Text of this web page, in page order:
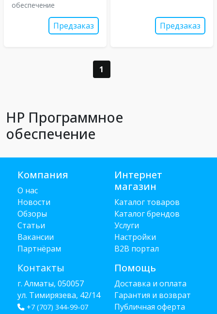
обеспечение
Предзаказ Предзаказ
1
HP Программное
обеспечение
Компания
О нас
Новости
Обзоры
Статьи
Вакансии
Партнёрам
Контакты
г. Алматы, 050057
ул. Тимирязева, 42/14
+7 (707) 344-99-07
Интернет
магазин
Каталог товаров
Каталог брендов
Услуги
Настройки
B2B портал
Помощь
Доставка и оплата
Гарантия и возврат
Публичная оферта